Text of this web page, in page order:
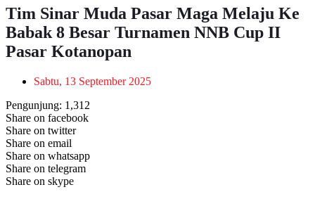
Tim Sinar Muda Pasar Maga Melaju Ke
Babak 8 Besar Turnamen NNB Cup II
Pasar Kotanopan
Sabtu, 13 September 2025
Pengunjung: 1,312
Share on facebook
Share on twitter
Share on email
Share on whatsapp
Share on telegram
Share on skype